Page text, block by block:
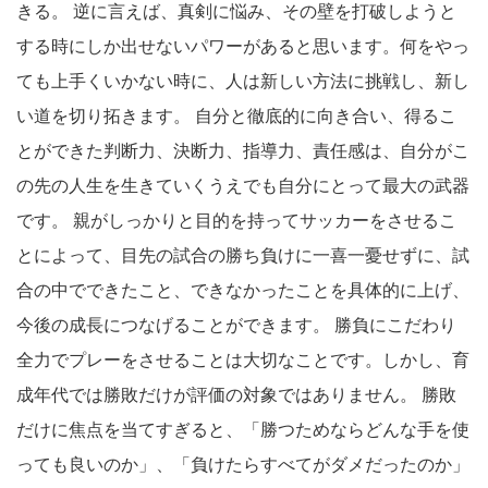
きる。 逆に言えば、真剣に悩み、その壁を打破しようと
する時にしか出せないパワーがあると思います。何をやっ
ても上手くいかない時に、人は新しい方法に挑戦し、新し
い道を切り拓きます。 自分と徹底的に向き合い、得るこ
とができた判断力、決断力、指導力、責任感は、自分がこ
の先の人生を生きていくうえでも自分にとって最大の武器
です。 親がしっかりと目的を持ってサッカーをさせるこ
とによって、目先の試合の勝ち負けに一喜一憂せずに、試
合の中でできたこと、できなかったことを具体的に上げ、
今後の成長につなげることができます。 勝負にこだわり
全力でプレーをさせることは大切なことです。しかし、育
成年代では勝敗だけが評価の対象ではありません。 勝敗
だけに焦点を当てすぎると、「勝つためならどんな手を使
っても良いのか」、「負けたらすべてがダメだったのか」